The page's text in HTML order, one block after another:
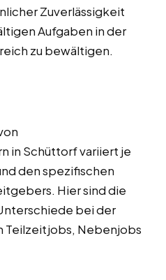
Zuverlässigkeit
Aufgaben in der
zu bewältigen.
in Schüttorf variiert je
den spezifischen
Hier sind die
bei der
Teilzeitjobs, Nebenjobs